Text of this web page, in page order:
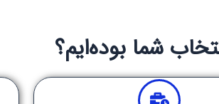
شما بوده‌ایم؟